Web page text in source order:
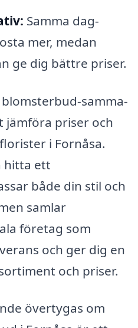
Samma dag-
mer, medan
ge dig bättre priser.
samma-
jämföra priser och
i Fornåsa.
hitta ett
både din stil och
samlar
företag som
och ger dig en
och priser.
övertygas om